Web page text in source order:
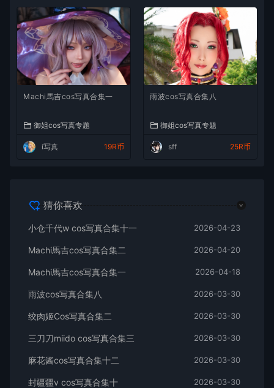
Machi馬吉cos写真合集一
御姐cos写真专题
i写真 19R币
雨波cos写真合集八
御姐cos写真专题
sff 25R币
猜你喜欢
小仓千代w cos写真合集十一 2026-04-23
Machi馬吉cos写真合集二 2026-04-20
Machi馬吉cos写真合集一 2026-04-18
雨波cos写真合集八 2026-03-30
绞肉姬Cos写真合集二 2026-03-30
三刀刀miido cos写真合集三 2026-03-30
麻花酱cos写真合集十二 2026-03-30
封疆疆v cos写真合集十 2026-03-30